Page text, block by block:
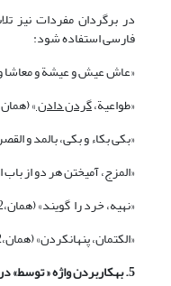
در برگردان مفردات نیز
فارسی استفاده شود:
«عاش عیش و عیشة و معاشا
«طواعیة،گردن دادن»
«بکی بکاء و بکی، بالمد و
«المزج، آمیختن هر دو از باب
«نهیه، خرد را گویند» (همان،142)
«الکتمان، پنهان‏‏کردن» (همان،142)
5. به‏کاربردن واژه « توسط» در معنای«باواسطه»